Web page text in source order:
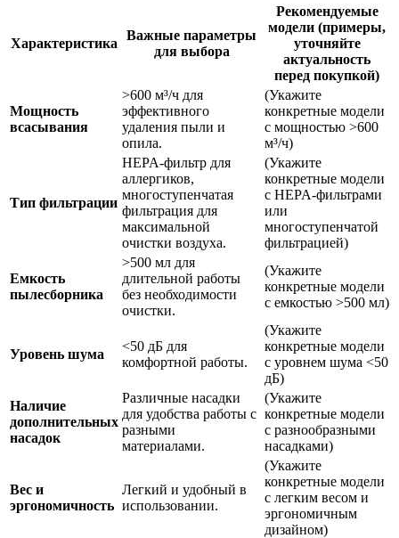
Характеристика
Важные параметры
для выбора
Рекомендуемые
модели (примеры,
уточняйте
актуальность
перед покупкой)
Мощность
всасывания
>600 м³/ч для
эффективного
удаления пыли и
опила.
(Укажите
конкретные модели
с мощностью >600
м³/ч)
Тип фильтрации
HEPA-фильтр для
аллергиков,
многоступенчатая
фильтрация для
максимальной
очистки воздуха.
(Укажите
конкретные модели
с HEPA-фильтрами
или
многоступенчатой
фильтрацией)
Емкость
пылесборника
>500 мл для
длительной работы
без необходимости
очистки.
(Укажите
конкретные модели
с емкостью >500 мл)
Уровень шума
<50 дБ для
комфортной работы.
(Укажите
конкретные модели
с уровнем шума <50
дБ)
Наличие
дополнительных
насадок
Различные насадки
для удобства работы с
разными
материалами.
(Укажите
конкретные модели
с разнообразными
насадками)
Вес и
эргономичность
Легкий и удобный в
использовании.
(Укажите
конкретные модели
с легким весом и
эргономичным
дизайном)